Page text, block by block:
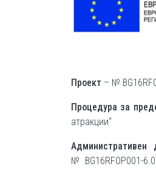
Проект – №
Процедура за
атракции“
Административен
№ BG16RFOP001-